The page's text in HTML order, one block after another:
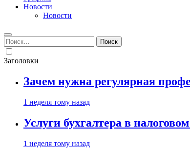
Новости
Новости
Найти:
Заголовки
Зачем нужна регулярная
1 неделя тому назад
Услуги бухгалтера в
1 неделя тому назад